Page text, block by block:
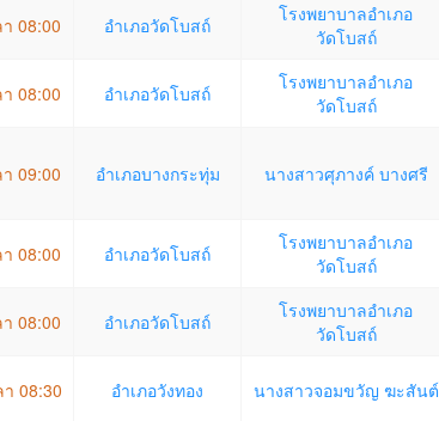
08:00 อำเภอวัดโบสถ์
โรงพยาบาลอำเภอ
วัดโบสถ์
08:00 อำเภอวัดโบสถ์
โรงพยาบาลอำเภอ
วัดโบสถ์
09:00 อำเภอบางกระทุ่ม นางสาวศุภางค์ บางศรี
08:00 อำเภอวัดโบสถ์
โรงพยาบาลอำเภอ
วัดโบสถ์
08:00 อำเภอวัดโบสถ์
โรงพยาบาลอำเภอ
วัดโบสถ์
08:30 อำเภอวังทอง นางสาวจอมขวัญ ฆะสันต์